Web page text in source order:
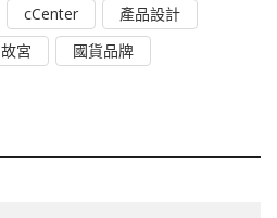
cCenter
產品設計
故宮 國貨品牌